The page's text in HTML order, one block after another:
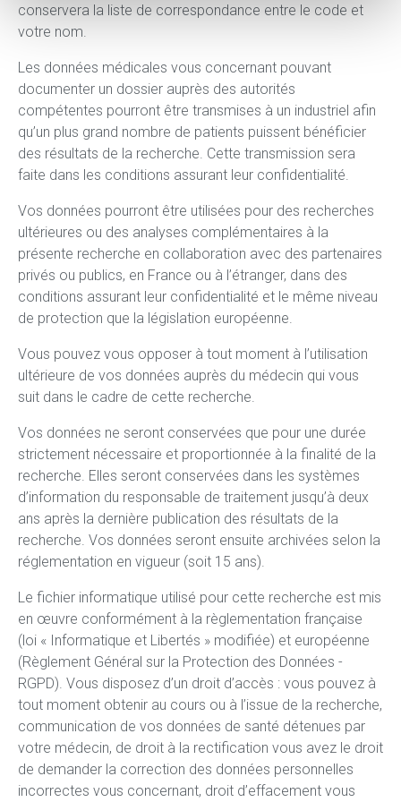
conservera la liste de correspondance entre le code et
votre nom.
Les données médicales vous concernant pouvant
documenter un dossier auprès des autorités
compétentes pourront être transmises à un industriel afin
qu’un plus grand nombre de patients puissent bénéficier
des résultats de la recherche. Cette transmission sera
faite dans les conditions assurant leur confidentialité.
Vos données pourront être utilisées pour des recherches
ultérieures ou des analyses complémentaires à la
présente recherche en collaboration avec des partenaires
privés ou publics, en France ou à l’étranger, dans des
conditions assurant leur confidentialité et le même niveau
de protection que la législation européenne.
Vous pouvez vous opposer à tout moment à l’utilisation
ultérieure de vos données auprès du médecin qui vous
suit dans le cadre de cette recherche.
Vos données ne seront conservées que pour une durée
strictement nécessaire et proportionnée à la finalité de la
recherche. Elles seront conservées dans les systèmes
d’information du responsable de traitement jusqu’à deux
ans après la dernière publication des résultats de la
recherche. Vos données seront ensuite archivées selon la
réglementation en vigueur (soit 15 ans).
Le fichier informatique utilisé pour cette recherche est mis
en œuvre conformément à la règlementation française
(loi « Informatique et Libertés » modifiée) et européenne
(Règlement Général sur la Protection des Données -
RGPD). Vous disposez d’un droit d’accès : vous pouvez à
tout moment obtenir au cours ou à l’issue de la recherche,
communication de vos données de santé détenues par
votre médecin, de droit à la rectification vous avez le droit
de demander la correction des données personnelles
incorrectes vous concernant, droit d’effacement vous